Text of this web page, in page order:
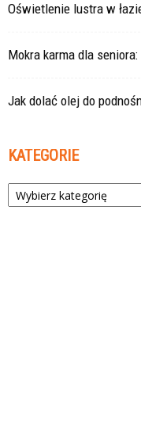
Oświetlenie lustra w
Mokra karma dla
Jak dolać olej do
KATEGORIE
Kategorie